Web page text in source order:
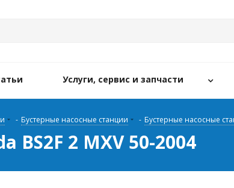
Услуги, сервис и запчасти
- Бустерные насосные станции - Бустерные насосные
BS2F 2 MXV 50-2004